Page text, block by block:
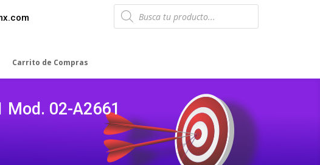
Products
search
Carrito de Compras
Mod. 02-A2661